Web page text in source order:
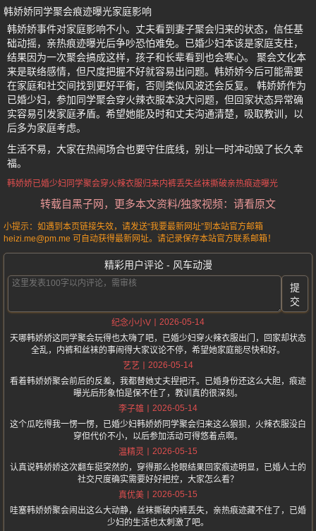
韩娇娇同学聚会痕迹曝光家庭影响
韩娇娇事件对家庭影响不小。丈夫看到妻子聚会归来的状态，信任基
础动摇，亲热痕迹曝光后争吵恐怕难免。已婚少妇本该是家庭支柱，
结果因为一次聚会搞成这样，孩子和长辈看到也会寒心。 聚会文化本
来是联络感情，但尺度把握不好就容易出问题。韩娇娇今后可能需要
在家庭和社交间找到更好平衡，否则类似风波还会反复。 韩娇娇作为
已婚少妇，参加同学聚会穿火辣衣服本没大问题，但回家状态异常确
实容易引发家庭矛盾。希望她能及时和丈夫沟通清楚，吸取教训，以
后多为家庭考虑。
生活不易，大家在热闹场合也要守住底线，别让一时冲动毁了长久幸
福。
韩娇娇已婚少妇 同学聚会穿火辣衣服归来内裤丢失丝袜撕破亲热痕迹曝光
转载自黑子网，更多本文资料/独家视频：请看原文
小提示：如遇到本页链接失效，请发送“我要最新网址”到本站官方邮箱
heizi.me@pm.me 可自动获得最新网址。请记录保存本站官方联系邮箱！
精彩用户评论 - 风车动漫
提
交
纪念小小V
2026-05-14
天哪韩娇娇这同学聚会玩得也太嗨了吧，已婚少妇穿火辣衣服出门，回家却状态
全乱，内裤和丝袜的事闹得大家议论不停，希望她家庭能尽快和好。
艺艺
2026-05-14
看着韩娇娇聚会前后的反差，我都替她丈夫捏把汗。已婚身份还这么大胆，痕迹
曝光后形象怕是保不住了，教训真的很深刻。
李子雄
2026-05-14
这个瓜吃得我一愣一愣，已婚少妇韩娇娇同学聚会归来这么狼狈，火辣衣服没白
穿但代价不小，以后参加活动可得悠着点啊。
温精灵
2026-05-15
认真说韩娇娇这次翻车挺突然的，穿得那么抢眼结果回家痕迹明显，已婚人士的
社交尺度确实需要好好把控，大家怎么看？
真优美
2026-05-15
哇塞韩娇娇聚会闹出这么大动静，丝袜撕破内裤丢失，亲热痕迹藏不住了，已婚
少妇的生活也太刺激了吧。